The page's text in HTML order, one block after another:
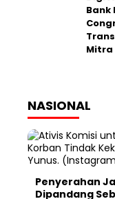
Bank
Mitra
NASIONAL
Penyerahan
Dipandang